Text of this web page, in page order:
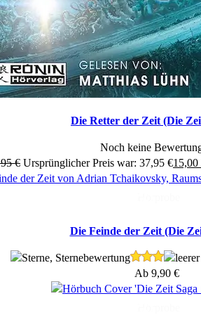
Die Retter der Zeit (Die
Noch keine
€ Ursprünglicher Preis war: 37,95 €15,00
Die Feinde der Zeit (Die
Ab 9,90 €